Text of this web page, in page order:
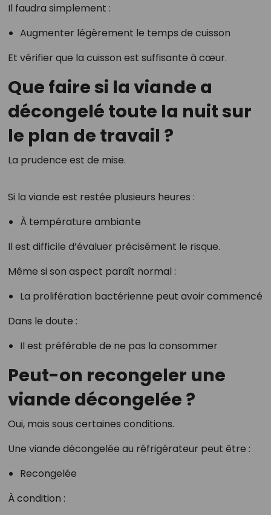
Il faudra simplement :
Augmenter légèrement le temps de cuisson
Et vérifier que la cuisson est suffisante à cœur.
Que faire si la viande a
décongelé toute la nuit sur
le plan de travail ?
La prudence est de mise.
Si la viande est restée plusieurs heures :
À température ambiante
Il est difficile d’évaluer précisément le risque.
Même si son aspect paraît normal :
La prolifération bactérienne peut avoir commencé
Dans le doute :
Il est préférable de ne pas la consommer
Peut-on recongeler une
viande décongelée ?
Oui, mais sous certaines conditions.
Une viande décongelée au réfrigérateur peut être :
Recongelée
À condition :